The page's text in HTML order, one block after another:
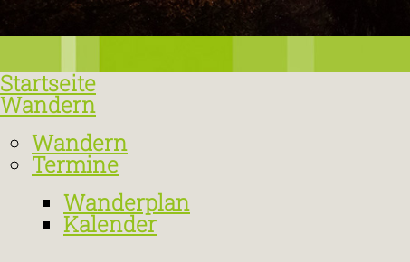
Startseite
Wandern
Wandern
Termine
Wanderplan
Kalender